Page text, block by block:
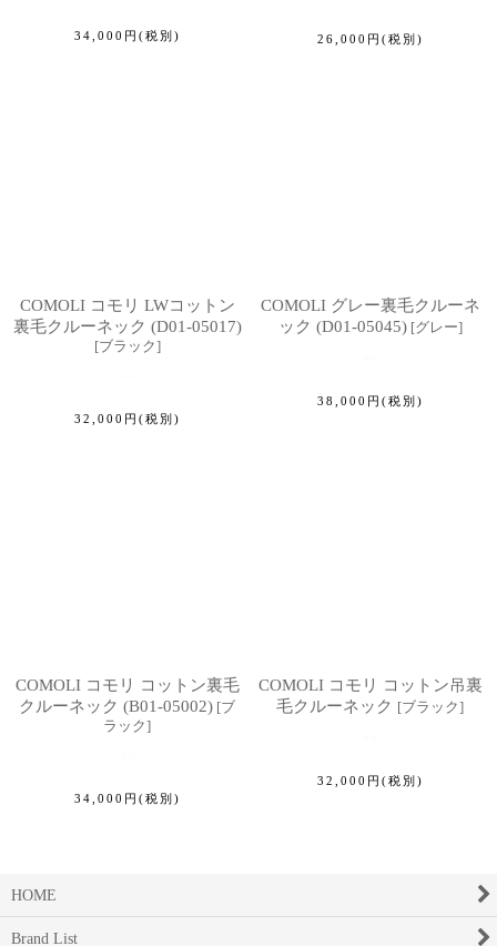
34,000 円 (税別) 26,000 円 (税別)
COMOLI コモリ LWコットン
裏毛クルーネック (D01-05017)
[ブラック]
32,000 円 (税別)
COMOLI グレー裏毛クルーネ
ック (D01-05045) [グレー]
38,000 円 (税別)
COMOLI コモリ コットン裏毛
クルーネック (B01-05002) [ブ
ラック]
34,000 円 (税別)
COMOLI コモリ コットン吊裏
毛クルーネック [ブラック]
32,000 円 (税別)
HOME
Brand List